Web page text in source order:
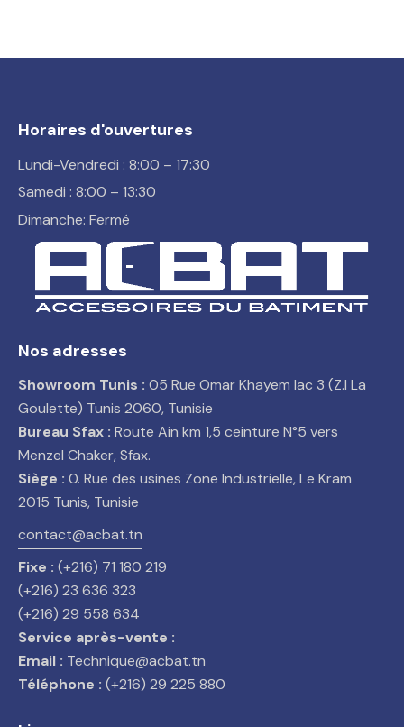
Horaires d'ouvertures
Lundi-Vendredi : 8:00 – 17:30
Samedi : 8:00 – 13:30
Dimanche: Fermé
Nos adresses
Showroom Tunis : 05 Rue Omar Khayem lac 3 (Z.I La
Goulette) Tunis 2060, Tunisie
Bureau Sfax : Route Ain km 1,5 ceinture N°5 vers
Menzel Chaker, Sfax.
Siège : 0. Rue des usines Zone Industrielle, Le Kram
2015 Tunis, Tunisie
contact@acbat.tn
Fixe : (+216) 71 180 219
(+216) 23 636 323
(+216) 29 558 634
Service après-vente :
Email : Technique@acbat.tn
Téléphone : (+216) 29 225 880